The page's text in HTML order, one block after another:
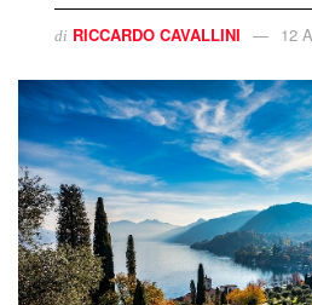
di RICCARDO CAVALLINI 12